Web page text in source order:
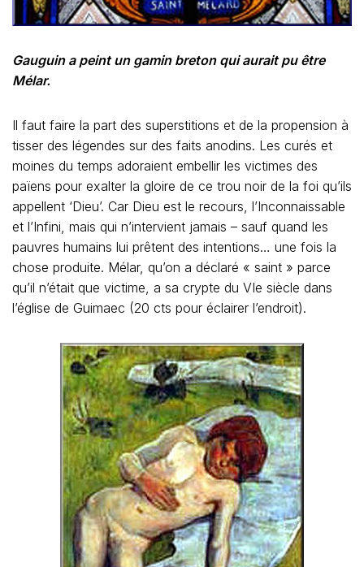
Gauguin a peint un gamin breton qui aurait pu être
Mélar.
Il faut faire la part des superstitions et de la propension à
tisser des légendes sur des faits anodins. Les curés et
moines du temps adoraient embellir les victimes des
païens pour exalter la gloire de ce trou noir de la foi qu’ils
appellent ‘Dieu’. Car Dieu est le recours, l’Inconnaissable
et l’Infini, mais qui n’intervient jamais – sauf quand les
pauvres humains lui prêtent des intentions… une fois la
chose produite. Mélar, qu’on a déclaré « saint » parce
qu’il n’était que victime, a sa crypte du VIe siècle dans
l’église de Guimaec (20 cts pour éclairer l’endroit).